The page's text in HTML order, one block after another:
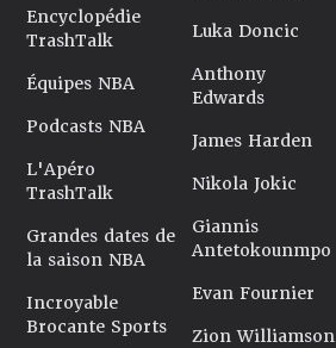
Encyclopédie
TrashTalk
Équipes NBA
Podcasts NBA
L'Apéro
TrashTalk
Grandes dates de
la saison NBA
Incroyable
Brocante Sports
Luka Doncic
Anthony
Edwards
James Harden
Nikola Jokic
Giannis
Antetokounmpo
Evan Fournier
Zion Williamson